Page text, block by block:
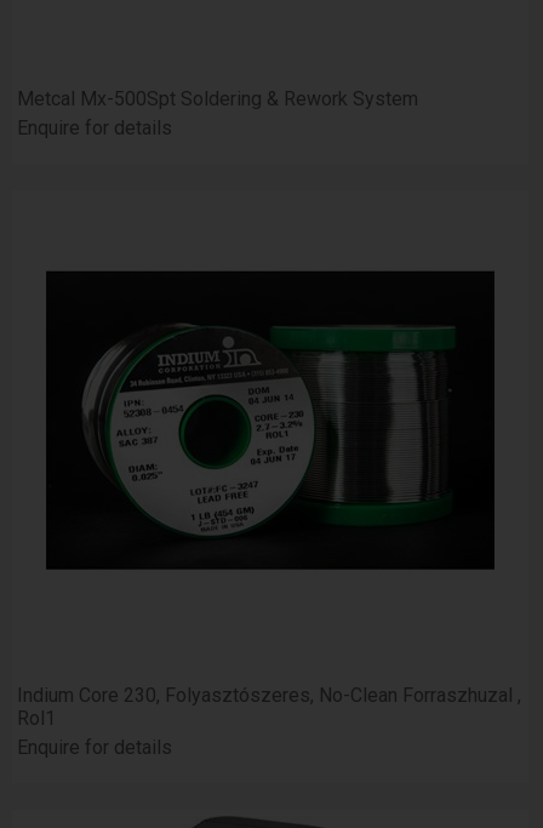
Metcal Mx-500Spt Soldering & Rework System
Enquire for details
Indium Core 230, Folyasztószeres, No-Clean Forraszhuzal ,
Rol1
Enquire for details